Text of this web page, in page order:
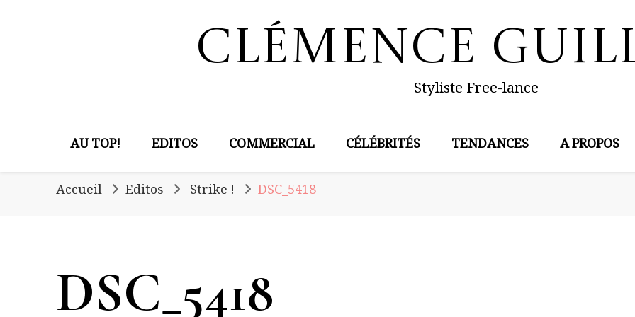
Clémence
Styliste Free-lance
AU TOP! EDITOS COMMERCIAL CÉLÉBRITÉS TENDANCES A PROPOS
Accueil Editos Strike ! DSC_5418
DSC_5418